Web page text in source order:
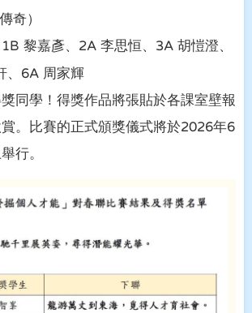
奇）
1B 黎嘉彥、 2A 李思恒、 3A 胡愷澄、
6A 周家輝
同學！得獎作品將張貼於各課室壁報
。 比賽的正式頒獎儀式將於2026年6
行。